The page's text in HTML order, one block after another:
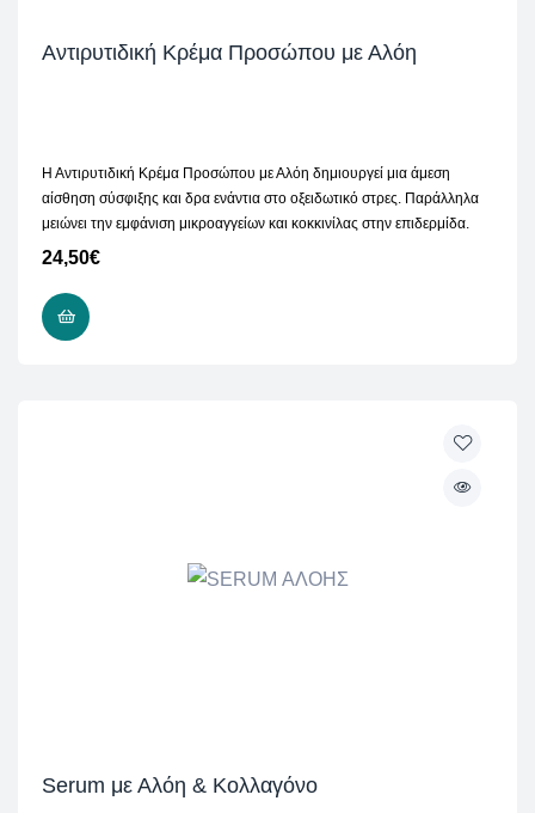
Αντιρυτιδική Κρέμα Προσώπου με Αλόη
Η Αντιρυτιδική Κρέμα Προσώπου με Αλόη δημιουργεί μια άμεση
αίσθηση σύσφιξης και δρα ενάντια στο οξειδωτικό στρες. Παράλληλα
μειώνει την εμφάνιση μικροαγγείων και κοκκινίλας στην επιδερμίδα.
24,50€
Serum με Αλόη & Κολλαγόνο